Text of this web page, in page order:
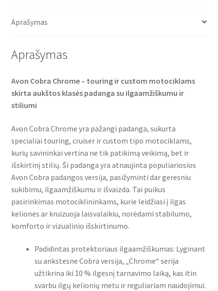
o
k
r
p
p
Aprašymas
Aprašymas
Avon Cobra Chrome – touring ir custom motociklams
skirta aukštos klasės padanga su ilgaamžiškumu ir
stiliumi
Avon Cobra Chrome yra pažangi padanga, sukurta
specialiai touring, cruiser ir custom tipo motociklams,
kurių savininkai vertina ne tik patikimą veikimą, bet ir
išskirtinį stilių. Ši padanga yra atnaujinta populiariosios
Avon Cobra padangos versija, pasižyminti dar geresniu
sukibimu, ilgaamžiškumu ir išvaizda. Tai puikus
pasirinkimas motociklininkams, kurie leidžiasi į ilgas
keliones ar kruizuoja laisvalaikiu, norėdami stabilumo,
komforto ir vizualinio išskirtinumo.
Padidintas protektoriaus ilgaamžiškumas: Lyginant
su ankstesne Cobra versija, „Chrome“ serija
užtikrina iki 10 % ilgesnį tarnavimo laiką, kas itin
svarbu ilgų kelionių metu ir reguliariam naudojimui.